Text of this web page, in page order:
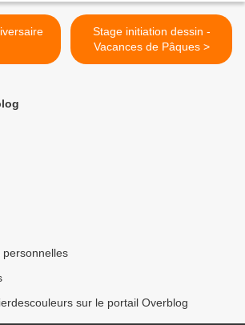
Stage initiation dessin -
Vacances de Pâques >
sur le portail Overblog